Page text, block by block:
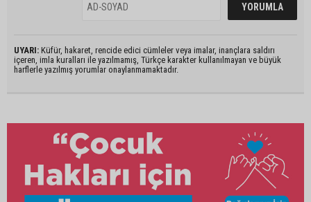
UYARI: Küfür, hakaret, rencide edici cümleler veya imalar, inançlara saldırı
içeren, imla kuralları ile yazılmamış, Türkçe karakter kullanılmayan ve büyük
harflerle yazılmış yorumlar onaylanmamaktadır.